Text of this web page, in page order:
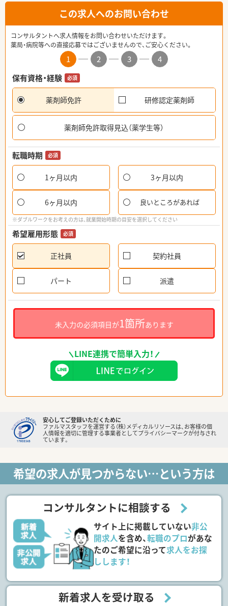
この求人へのお問い合わせ
コンサルタントへ求人情報をお問い合わせいただけます。
薬局・病院等への直接応募ではございませんので、ご安心ください。
1 2 3
4
保有資格・経験
必須
薬剤師免許 研修認定薬剤師
薬剤師免許取得見込（薬学生等）
転職時期 必須
1ヶ月以内 3ヶ月以内
6ヶ月以内 良いところがあれば
※ダブルワークをお考えの方は、就業開始時期の目安を選択してください
希望雇用形態 必須
正社員 契約社員
パート 派遣
未入力の必須項目が1箇所あります
LINE連携で簡単入力！
安心してご登録いただくために
ファルマスタッフを運営する（株）メディカルリソースは、お客様の個
人情報を適切に管理する事業者としてプライバシーマークが付与され
ています。
希望の求人が見つからない…という方は
コンサルタントに相談する
サイト上に掲載していない非公
開求人を含め、転職のプロがあな
たのご希望に沿って求人をお探
しします！
新着求人を受け取る